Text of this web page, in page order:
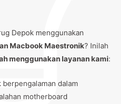
Depok menggunakan
Macbook Maestronik? Inilah
menggunakan layanan kami:
dalam
motherboard